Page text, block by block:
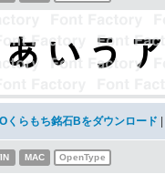
くらもち銘石Bをダウンロード
MAC OpenType